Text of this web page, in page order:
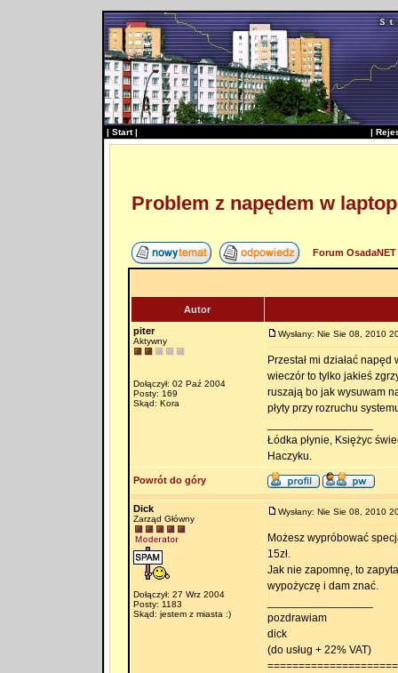
| Start| |
Problem z napędem w
Forum
Autor
piter
Aktywny
Dołączył: 02 Paź 2004
Posty: 169
Skąd: Kora
Wysłany: Nie Sie 08, 2010
Przestał mi działać
wieczór to tylko jakieś
ruszają bo jak wysuwam
płyty przy rozruchu
Łódka płynie, Księżyc
Haczyku.
Powrót do góry
Dick
Zarząd Główny
Dołączył: 27 Wrz 2004
Posty: 1183
Skąd: jestem z miasta :)
Wysłany: Nie Sie 08, 2010
Możesz wypróbować
15zł.
Jak nie zapomnę, to
wypożyczę i dam znać.
pozdrawiam
dick
(do usług + 22% VAT)